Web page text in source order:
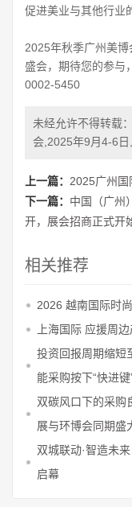
促进美业与其他行业
2025年秋季广州美
盛会，期待您的参与
0002-5450
未经允许不得转载：
会,2025年9月4-6
上一篇： 2025广州国
下一篇： 中国（广州
开，展会招商正式开
相关推荐
2026 越南国际时
上海国际 应援周
投资回报周期缩短
能采购按下“快进键
双碳风口下的采购
展与环博会同期盛
双城联动·智造未
启幕